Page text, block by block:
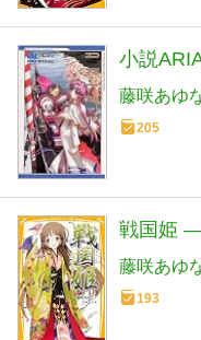
小説
藤咲あゆ
205
戦国姫
藤咲あゆ
193